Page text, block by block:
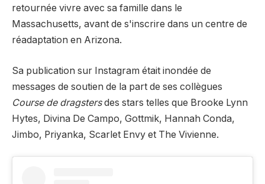
retournée vivre avec sa famille dans le
Massachusetts, avant de s'inscrire dans un centre de
réadaptation en Arizona.
Sa publication sur Instagram était inondée de
messages de soutien de la part de ses collègues
Course de dragstersdes stars telles que Brooke Lynn
Hytes, Divina De Campo, Gottmik, Hannah Conda,
Jimbo, Priyanka, Scarlet Envy et The Vivienne.